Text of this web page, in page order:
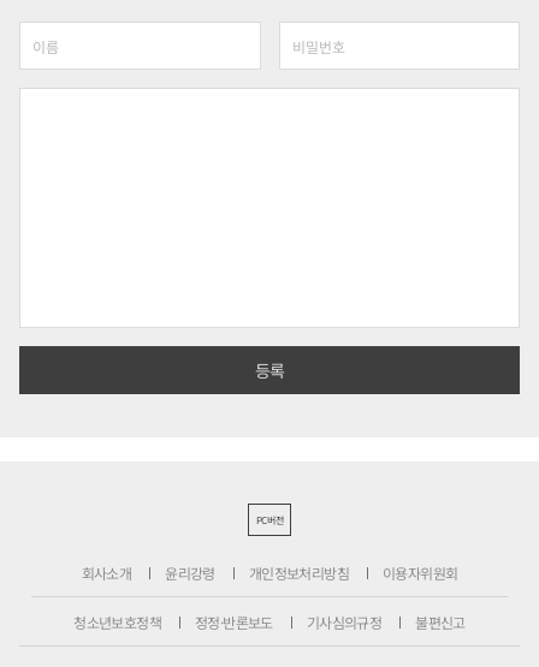
PC버전
회사소개 윤리강령 개인정보처리방침 이용자위원회
청소년보호정책 정정·반론보도 기사심의규정 불편신고